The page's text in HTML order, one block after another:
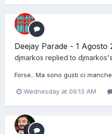
Deejay Parade - 1 Agosto
djmarkos replied to djmarkos
Forse.. Ma sono gusti ci
Wednesday at 09:13 AM